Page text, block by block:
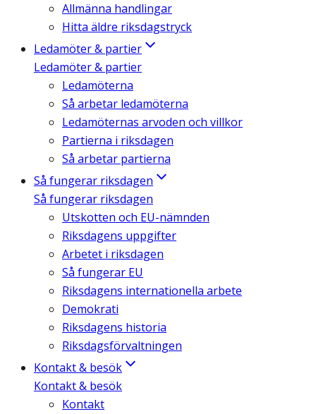
Allmänna handlingar
Hitta äldre riksdagstryck
Ledamöter & partier
Ledamöter & partier
Ledamöterna
Så arbetar ledamöterna
Ledamöternas arvoden och villkor
Partierna i riksdagen
Så arbetar partierna
Så fungerar riksdagen
Så fungerar riksdagen
Utskotten och EU-nämnden
Riksdagens uppgifter
Arbetet i riksdagen
Så fungerar EU
Riksdagens internationella arbete
Demokrati
Riksdagens historia
Riksdagsförvaltningen
Kontakt & besök
Kontakt & besök
Kontakt